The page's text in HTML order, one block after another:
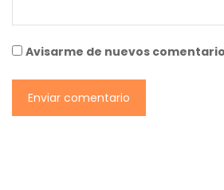
Avisarme de nuevos